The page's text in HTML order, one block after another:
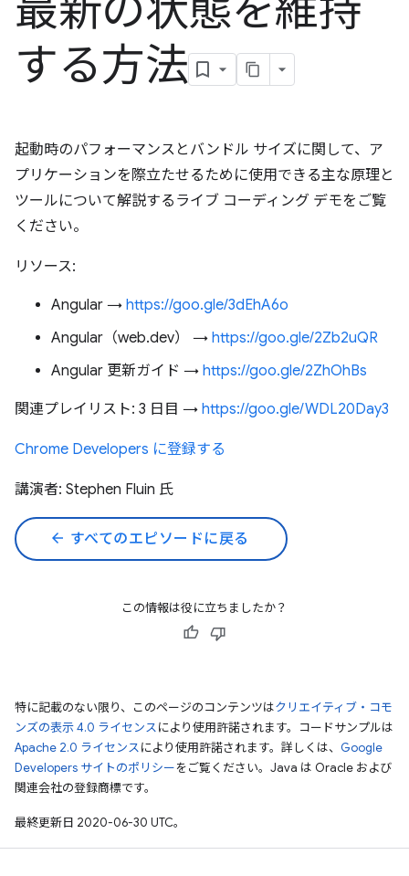
最新の状態を維持
する方法
起動時のパフォーマンスとバンドル サイズに関して、ア
プリケーションを際立たせるために使用できる主な原理と
ツールについて解説するライブ コーディング デモをご覧
ください。
リソース:
Angular → https://goo.gle/3dEhA6o
Angular（web.dev） → https://goo.gle/2Zb2uQR
Angular 更新ガイド → https://goo.gle/2ZhOhBs
関連プレイリスト: 3 日目 → https://goo.gle/WDL20Day3
Chrome Developers に登録する
講演者: Stephen Fluin 氏
arrow_back すべてのエピソードに戻る
この情報は役に立ちましたか？
特に記載のない限り、このページのコンテンツはクリエイティブ・コモ
ンズの表示 4.0 ライセンスにより使用許諾されます。コードサンプルは
Apache 2.0 ライセンスにより使用許諾されます。詳しくは、 Google
Developers サイトのポリシーをご覧ください。Java は Oracle および
関連会社の登録商標です。
最終更新日 2020-06-30 UTC。